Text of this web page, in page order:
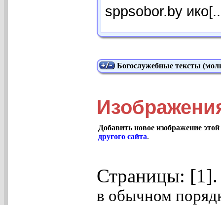
sppsobor.by
Богослужебные тексты
Добавить новое изображение
другого сайта.
Страницы:
в обычном